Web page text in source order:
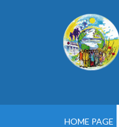
HOME PAGE